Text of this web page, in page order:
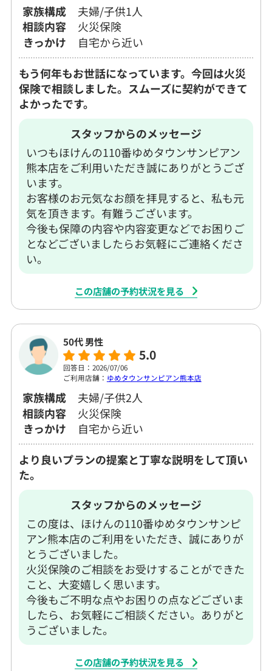
家族構成
夫婦/子供1人
相談内容
火災保険
きっかけ
自宅から近い
もう何年もお世話になっています。今回は火災
保険で相談しました。スムーズに契約ができて
よかったです。
スタッフからのメッセージ
いつもほけんの110番ゆめタウンサンピアン
熊本店をご利用いただき誠にありがとうござ
います。
お客様のお元気なお顔を拝見すると、私も元
気を頂きます。有難うございます。
今後も保障の内容や内容変更などでお困りご
となどございましたらお気軽にご連絡くださ
い。
この店舗の予約状況を見る
50代 男性
5.0
回答日：2026/07/06
ご利用店舗： ゆめタウンサンピアン熊本店
家族構成
夫婦/子供2人
相談内容
火災保険
きっかけ
自宅から近い
より良いプランの提案と丁寧な説明をして頂い
た。
スタッフからのメッセージ
この度は、ほけんの110番ゆめタウンサンピ
アン熊本店のご利用をいただき、誠にありが
とうございました。
火災保険のご相談をお受けすることができた
こと、大変嬉しく思います。
今後もご不明な点やお困りの点などございま
したら、お気軽にご相談ください。ありがと
うございました。
この店舗の予約状況を見る